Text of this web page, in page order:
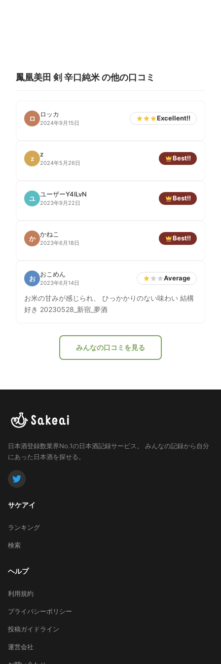
鳳凰美田 剣 辛口純米 の他の口コミ
ロ
ロッカ
2024年9月15日
Excellent!!
z
z
2024年5月26日
Best!!
ユ
ユーザーY4lLvN
2023年9月22日
Best!!
か
かねこ
2023年6月18日
Best!!
お
おこめん
2023年6月14日
Average
お米の甘みが感じられ、 ひっかかりのない味わい 結構
好き 20230528_新宿_夢酒
みんなの口コミを見る
日本酒登録数業界No.1の日本酒記録サービス。
みんなの記録から自分
にあった日本酒を探せる。
サケアイ
ランキング
検索
ヘルプ
利用規約
プライバシーポリシー
投稿ガイドライン
運営会社